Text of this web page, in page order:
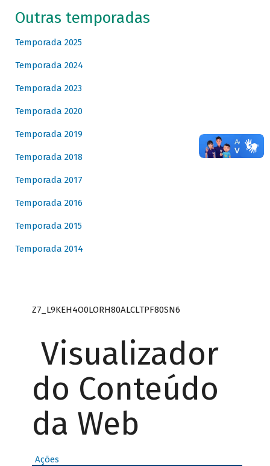
Outras temporadas
Temporada 2025
Temporada 2024
Temporada 2023
Temporada 2020
Temporada 2019
Temporada 2018
Temporada 2017
Temporada 2016
Temporada 2015
Temporada 2014
Z7_L9KEH4O0LORH80ALCLTPF80SN6
Visualizador
do Conteúdo
da Web
Ações